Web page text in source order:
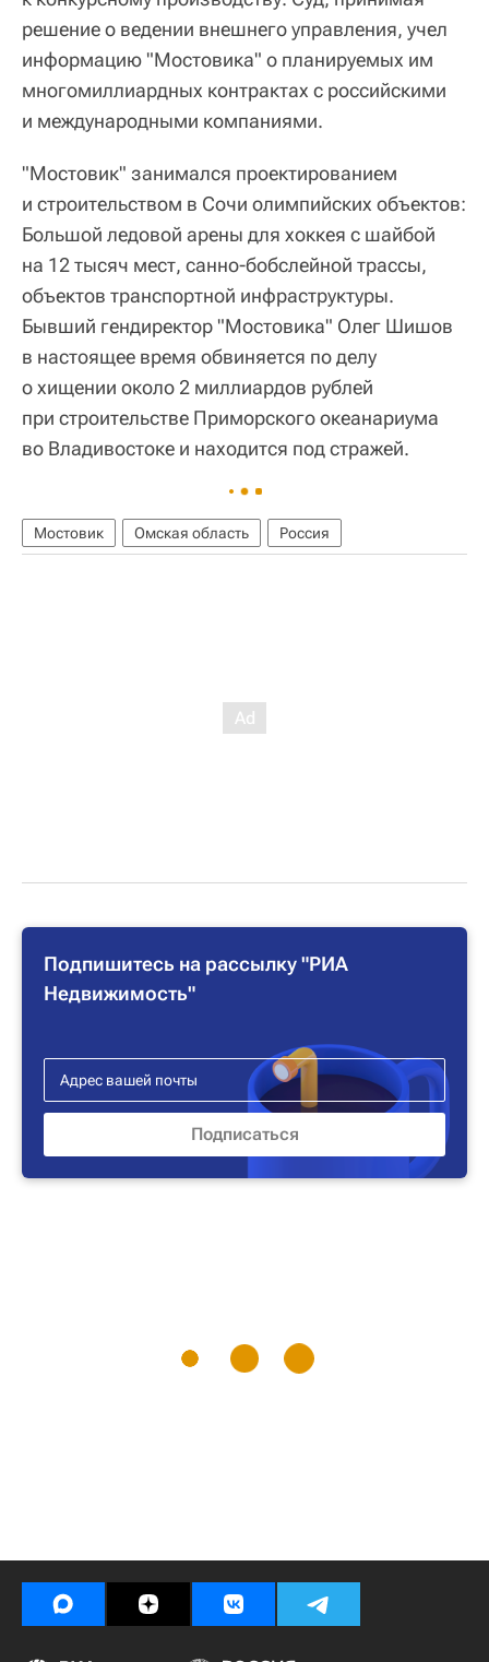
решение о ведении внешнего управления, учел
информацию "Мостовика" о планируемых им
многомиллиардных контрактах с российскими
и международными компаниями.
"Мостовик" занимался проектированием
и строительством в Сочи олимпийских объектов:
Большой ледовой арены для хоккея с шайбой
на 12 тысяч мест, санно-бобслейной трассы,
объектов транспортной инфраструктуры.
Бывший гендиректор "Мостовика" Олег Шишов
в настоящее время обвиняется по делу
о хищении около 2 миллиардов рублей
при строительстве Приморского океанариума
во Владивостоке и находится под стражей.
Мостовик Омская область Россия
Подпишитесь на рассылку "РИА
Недвижимость"